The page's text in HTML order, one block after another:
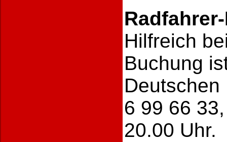
Hilfreich
Buchung
Deutschen
6 99 66
20.00 Uhr.